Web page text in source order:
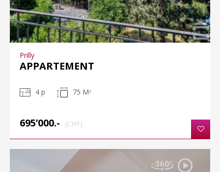
Prilly
APPARTEMENT
4 p 75 M 2
695’000.- (CHF)